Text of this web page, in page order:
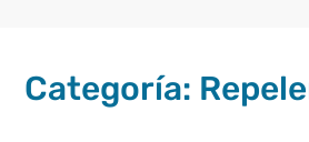
Categoría: